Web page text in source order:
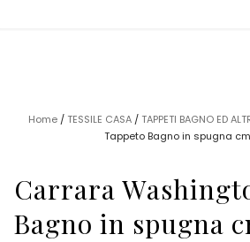
Home/ TESSILE CASA/ TAPPETI BAGNO ED
Tappeto Bagno in spugna cm.
Carrara
Bagno in spugna